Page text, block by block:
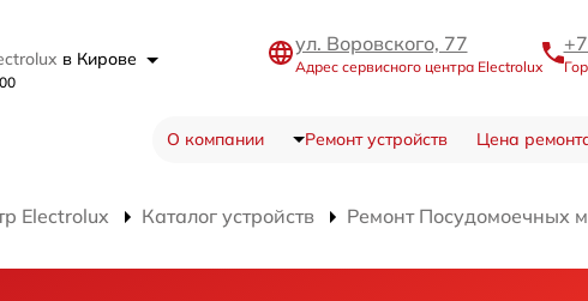
в Кирове
ул. Воровского, 77
Адрес сервисного центра Electrolux
О компании Ремонт устройств Цена
Electrolux Каталог устройств Ремонт Посудомоечных